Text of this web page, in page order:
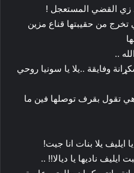
زي القضي المستعجل !
من حقيبتها قناع مزين
..
وفايقة ..يلا يا سونيا روحي
تقول بقرف توصلها فين ما
ايليف يلا بنات انا جيت!
ناديها يا ديالا!! ..